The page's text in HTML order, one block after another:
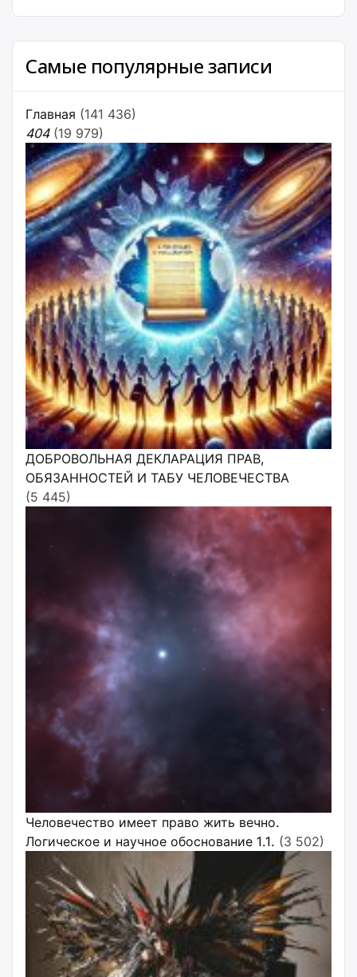
Самые популярные записи
Главная (141 436)
404 (19 979)
ДОБРОВОЛЬНАЯ ДЕКЛАРАЦИЯ ПРАВ,
ОБЯЗАННОСТЕЙ И ТАБУ ЧЕЛОВЕЧЕСТВА
(5 445)
Человечество имеет право жить вечно.
Логическое и научное обоснование 1.1. (3 502)